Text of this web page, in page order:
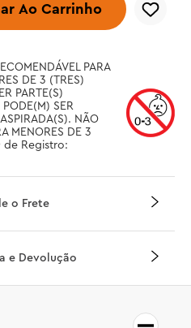
Ao Carrinho
PARA
DE 3 (TRES)
PARTE(S)
SER
NÃO
MENORES DE 3
o Frete
e Devolução